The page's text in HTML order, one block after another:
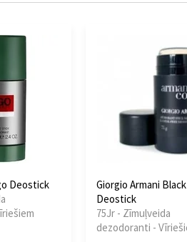
Deostick
Giorgio Armani
Deostick
75Jr - Zīmuļveida
dezodoranti -